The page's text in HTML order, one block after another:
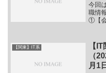
今回
職情
①【会
（１
開発
－1
ち
【関東】IT系
【
（
月1